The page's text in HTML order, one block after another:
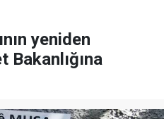
yeniden
Bakanlığına